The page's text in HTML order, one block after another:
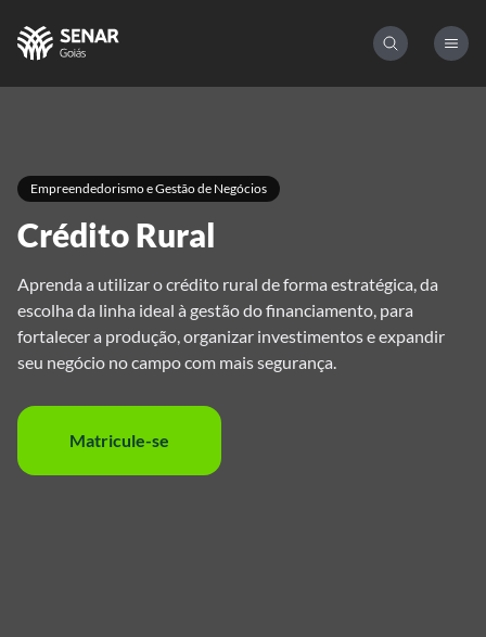
Empreendedorismo e Gestão de Negócios
Crédito Rural
Aprenda a utilizar o crédito rural de forma estratégica, da
escolha da linha ideal à gestão do financiamento, para
fortalecer a produção, organizar investimentos e expandir
seu negócio no campo com mais segurança.
Matricule-se